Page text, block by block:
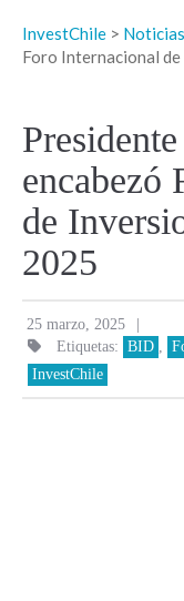
InvestChile > Noticias
Foro Internacional
encabezó
de
2025
25 marzo, 2025 |
Etiquetas: BID
InvestChile